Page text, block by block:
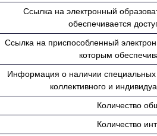
Ссылка на электронный
обеспечивается
Ссылка на приспособленный
которым
Информация о наличии специальных
коллективного и
Количество
Количество